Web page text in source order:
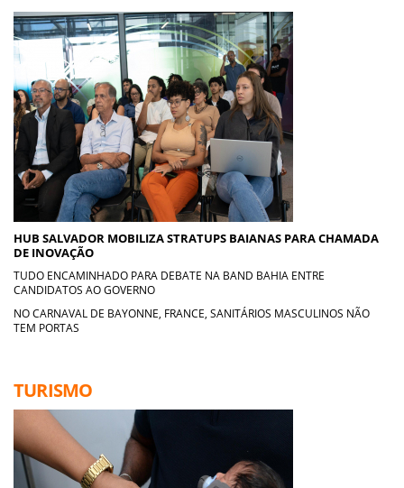
HUB SALVADOR MOBILIZA STRATUPS BAIANAS PARA CHAMADA
DE INOVAÇÃO
TUDO ENCAMINHADO PARA DEBATE NA BAND BAHIA ENTRE
CANDIDATOS AO GOVERNO
NO CARNAVAL DE BAYONNE, FRANCE, SANITÁRIOS MASCULINOS NÃO
TEM PORTAS
TURISMO